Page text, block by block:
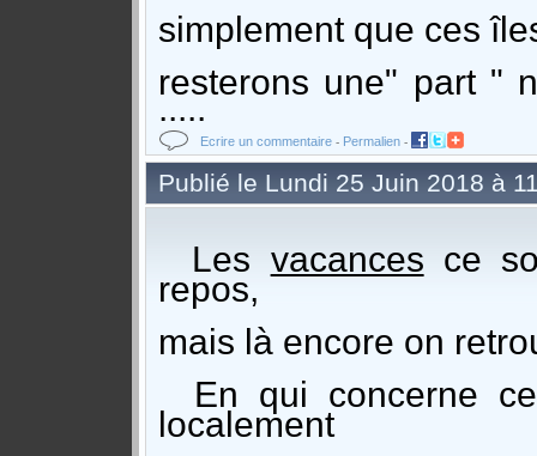
simplement que ces
resterons une" part "
.....
Ecrire un commentaire - Permalien -
Publié le Lundi 25 Juin 2018 à
Les vacances ce
repos,
mais là encore on
En qui concerne
localement